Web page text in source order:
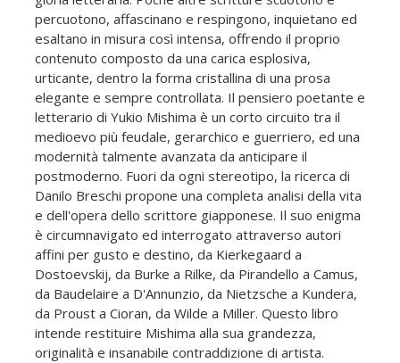
percuotono, affascinano e respingono, inquietano ed
esaltano in misura così intensa, offrendo il proprio
contenuto composto da una carica esplosiva,
urticante, dentro la forma cristallina di una prosa
elegante e sempre controllata. Il pensiero poetante e
letterario di Yukio Mishima è un corto circuito tra il
medioevo più feudale, gerarchico e guerriero, ed una
modernità talmente avanzata da anticipare il
postmoderno. Fuori da ogni stereotipo, la ricerca di
Danilo Breschi propone una completa analisi della vita
e dell'opera dello scrittore giapponese. Il suo enigma
è circumnavigato ed interrogato attraverso autori
affini per gusto e destino, da Kierkegaard a
Dostoevskij, da Burke a Rilke, da Pirandello a Camus,
da Baudelaire a D'Annunzio, da Nietzsche a Kundera,
da Proust a Cioran, da Wilde a Miller. Questo libro
intende restituire Mishima alla sua grandezza,
originalità e insanabile contraddizione di artista.